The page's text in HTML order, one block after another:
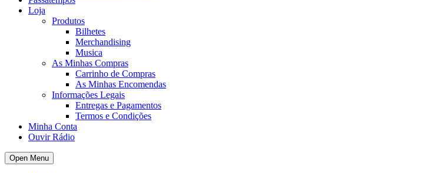
Loja
Produtos
Bilhetes
Merchandising
Musica
As Minhas Compras
Carrinho de Compras
As Minhas Encomendas
Informações Legais
Entregas e Pagamentos
Termos e Condições
Minha Conta
Ouvir Rádio
Open Menu